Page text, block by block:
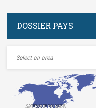
DOSSIER PAYS
AMERIQUE DU NORD
AMERIQUE DU NORD